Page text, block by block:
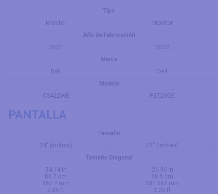
Tipo
Monitor
Monitor
Año de Fabricación
2021
2022
Marca
Dell
Dell
Modelo
C3422WE
P2723QE
PANTALLA
Tamaño
34" (inches)
27" (inches)
Tamaño Diagonal
34.14 in
86.7 cm
867.2 mm
2.85 ft
26.96 in
68.5 cm
684.667 mm
2.25 ft